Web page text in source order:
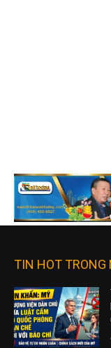
TIN HOT TRONG